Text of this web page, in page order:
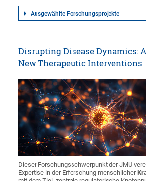
Ausgewählte Forschungsprojekte
Disrupting Disease Dynamics:
New Therapeutic Interventions
Dieser Forschungsschwerpunkt der JMU
Expertise in der Erforschung menschlicher